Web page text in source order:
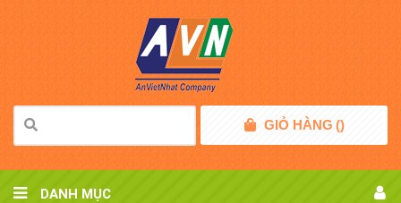
GIỎ HÀNG ()
DANH MỤC